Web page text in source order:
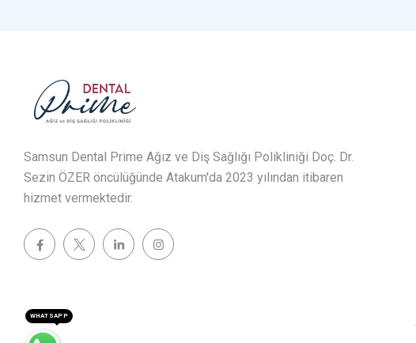
Samsun Dental Prime Ağız ve Diş Sağlığı Polikliniği Doç. Dr.
Sezin ÖZER öncülüğünde Atakum'da 2023 yılından itibaren
hizmet vermektedir.
WHATSAPP